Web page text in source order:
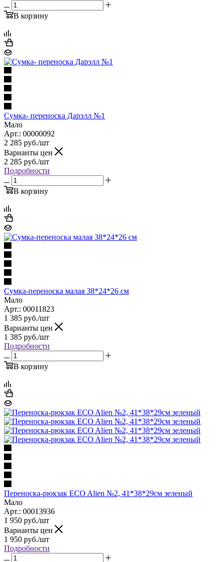
В корзину
Сумка- переноска Дарэлл №1
Мало
Арт.: 00000092
2 285 руб./шт
Варианты цен
2 285 руб./шт
Подробности
В корзину
Сумка-переноска малая 38*24*26 см
Мало
Арт.: 00011823
1 385 руб./шт
Варианты цен
1 385 руб./шт
Подробности
В корзину
Переноска-рюкзак ECO Alien №2, 41*38*29см зеленый
Мало
Арт.: 00013936
1 950 руб./шт
Варианты цен
1 950 руб./шт
Подробности